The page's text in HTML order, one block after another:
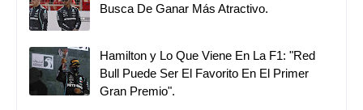
Busca De Ganar Más Atractivo.
Hamilton y Lo Que Viene En La F1: "Red
Bull Puede Ser El Favorito En El Primer
Gran Premio".